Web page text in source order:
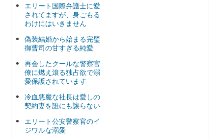
エリート国際弁護士に愛
されてますが、身ごもる
わけにはいきません
偽装結婚から始まる完璧
御曹司の甘すぎる純愛
再会したクールな警察官
僚に燃え滾る独占欲で溺
愛保護されています
冷血悪魔な社長は愛しの
契約妻を誰にも譲らない
エリート公安警察官のイ
ジワルな溺愛